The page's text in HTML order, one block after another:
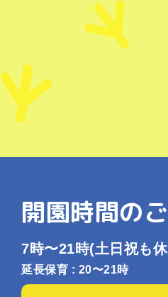
開園時間の
7時〜21時(土日祝も
延長保育 : 20〜21時